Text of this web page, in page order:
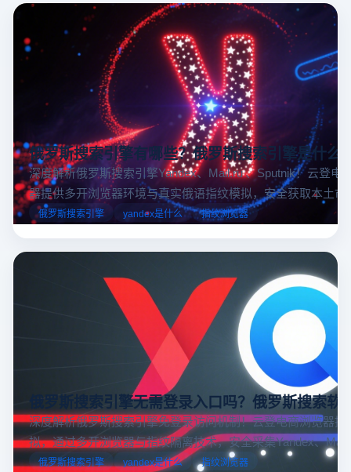
俄罗斯搜索引擎有哪些？俄罗斯搜索引擎是什么
深度解析俄罗斯搜索引擎Yandex、Mail.ru 、Sputnik！云登电
器提供多开浏览器环境与真实俄语指纹模拟，安全获取本土市
据，助力跨境电商精准决策。
俄罗斯搜索引擎 yandex是什么 指纹浏览器
俄罗斯搜索引擎无需登录入口吗？俄罗斯搜索软
深度解析俄罗斯搜索引擎免登录访问机制！云登电商浏览器
拟，通过多开浏览器与指纹隔离技术，安全采集Yandex、
跨境电商本土化运营。
俄罗斯搜索引擎 yandex是什么 指纹浏览器